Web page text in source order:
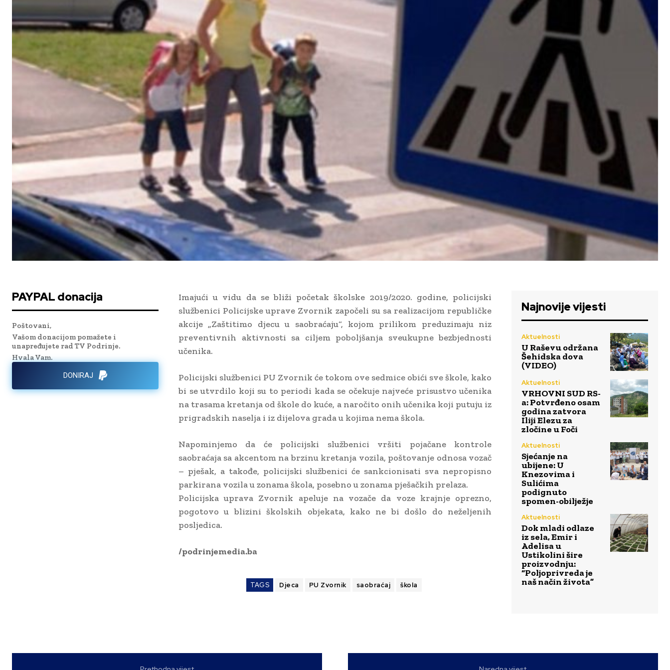
PAYPAL donacija
Poštovani,
Vašom donacijom pomažete i
unapređujete rad TV Podrinje.
Hvala Vam.
DONIRAJ
Imajući u vidu da se bliži početak školske 2019/2020. godine, policijski
službenici Policijske uprave Zvornik započeli su sa realizacijom republičke
akcije „Zaštitimo djecu u saobraćaju“, kojom prilikom preduzimaju niz
preventivnih aktivnosti sa ciljem poboljšanja sveukupne bezbjednosti
učenika.
Policijski službenici PU Zvornik će tokom ove sedmice obići sve škole, kako
bi se utvrdilo koji su to periodi kada se očekuje najveće prisustvo učenika
na trasama kretanja od škole do kuće, a naročito onih učenika koji putuju iz
prigradskih naselja i iz dijelova grada u kojima nema škola.
Napominjemo da će policijski službenici vršiti pojačane kontrole
saobraćaja sa akcentom na brzinu kretanja vozila, poštovanje odnosa vozač
– pješak, a takođe, policijski službenici će sankcionisati sva nepropisno
parkirana vozila u zonama škola, posebno u zonama pješačkih prelaza.
Policijska uprava Zvornik apeluje na vozače da voze krajnje oprezno,
pogotovo u blizini školskih objekata, kako ne bi došlo do neželjenih
posljedica.
/podrinjemedia.ba
TAGS Djeca PU Zvornik saobraćaj škola
Najnovije vijesti
Aktuelnosti
U Raševu održana
Šehidska dova
(VIDEO)
Aktuelnosti
VRHOVNI SUD RS-
a: Potvrđeno osam
godina zatvora
Iliji Elezu za
zločine u Foči
Aktuelnosti
Sjećanje na
ubijene: U
Knezovima i
Sulićima
podignuto
spomen-obilježje
Aktuelnosti
Dok mladi odlaze
iz sela, Emir i
Adelisa u
Ustikolini šire
proizvodnju:
“Poljoprivreda je
naš način života”